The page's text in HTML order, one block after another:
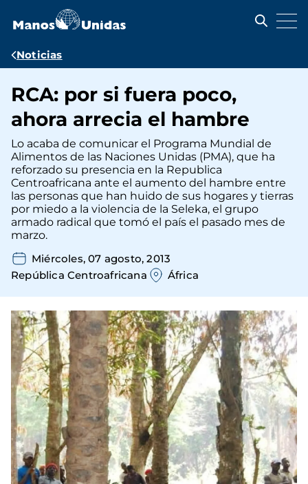
contenido
Ruta
navegación
Noticias
RCA: por si fuera poco,
ahora arrecia el hambre
Lo acaba de comunicar el Programa Mundial de
Alimentos de las Naciones Unidas (PMA), que ha
reforzado su presencia en la Republica
Centroafricana ante el aumento del hambre entre
las personas que han huido de sus hogares y tierras
por miedo a la violencia de la Seleka, el grupo
armado radical que tomó el país el pasado mes de
marzo.
Miércoles, 07 agosto, 2013
República Centroafricana
África